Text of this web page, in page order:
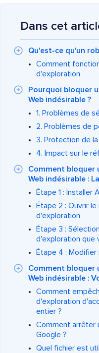
Dans cet
Qu'est-ce qu'un
Comment
d'exploration
Pourquoi bloquer
Web indésirable ?
1. Problèmes de
2. Problèmes de
3. Protection de
4. Impact sur le
Comment bloquer
Web indésirable :
Étape 1 : Installer
Étape 2 : Ouvrir
d'exploration
Étape 3 :
d'exploration que
Étape 4 :
Comment bloquer
Web indésirable :
Comment
d'exploration
entier ?
Comment arrêter
Google ?
Quel fichier est